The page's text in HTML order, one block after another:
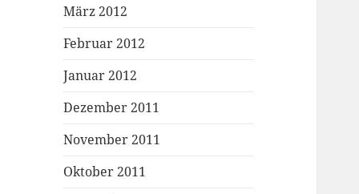
März 2012
Februar 2012
Januar 2012
Dezember 2011
November 2011
Oktober 2011